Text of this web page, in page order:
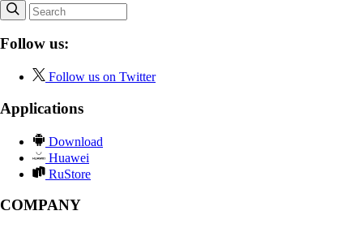
Follow us:
Follow us on Twitter
Applications
Download
Huawei
RuStore
COMPANY